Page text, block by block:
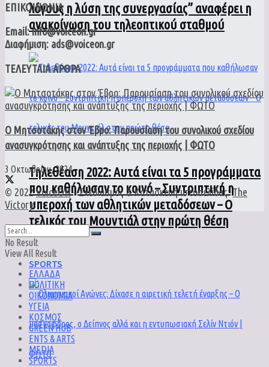
λόγους η λύση της συνεργασίας” αναφέρει η
ανακοίνωση του τηλεοπτικού σταθμού
Τηλεθέαση 2022: Αυτά είναι τα 5 προγράμματα
που καθήλωσαν το κοινό – Συντριπτική η
υπεροχή των αθλητικών μεταδόσεων – Ο
τελικός του Μουντιάλ στην πρώτη θέση
SPORTS
ΕΠΙΚΟΙΝΩΝΙΑ
Email: info@voiceon.gr
Διαφήμιση: ads@voiceon.gr
ΤΕΛΕΥΤΑΙΑ ΑΡΘΡΑ
Ο Μητσοτάκης στον Έβρο: Παρουσίαση του συνολικού σχεδίου
ανασυγκρότησης και ανάπτυξης της περιοχής | ΦΩΤΟ
3 Οκτωβρίου, 2024
© 2022VoiceON- Σχεδιασμός & Κατασκευή ιστοσελίδας:The
Victory.
No Result
View All Result
ΕΛΛΑΔΑ
ΠΟΛΙΤΙΚΗ
ΟΙΚΟΝΟΜΙΑ
ΥΓΕΙΑ
ΚΟΣΜΟΣ
GREEN HUB
ENTS & ARTS
MEDIA
SPORTS